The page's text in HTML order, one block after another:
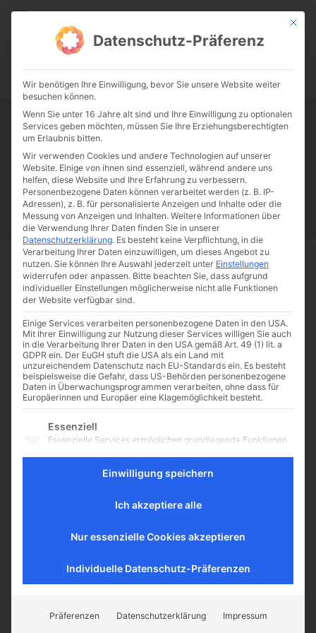
CATHWALK.DE
0:00 -:--
Tag:Stephen Fry
Papst Franziskus Ehe Sex Liebe Familie
Katholizismus
Franziskus
50 Jahre Humanae vitae Katholische Kirche
Neu im Kino: Die Poesie
des Unendlichen
und Dev Patel in den Hauptrollen
erzählt die auf wahren
Begebenheiten basierende
Geschichte des renommierten
Start Schlagworte Stephen Fry
CATHWALK.DE
Mit
Datenschutz-Präferenz
Wir benötigen Ihre Einwilligung, bevor Sie unsere Website weiter
besuchen können.
Wenn Sie unter 16 Jahre alt sind und Ihre Einwilligung zu optionalen
Services geben möchten, müssen Sie Ihre Erziehungsberechtigten
um Erlaubnis bitten.
Wir verwenden Cookies und andere Technologien auf unserer
Website. Einige von ihnen sind essenziell, während andere uns
helfen, diese Website und Ihre Erfahrung zu verbessern.
Personenbezogene Daten können verarbeitet werden (z. B. IP-
Adressen), z. B. für personalisierte Anzeigen und Inhalte oder die
Messung von Anzeigen und Inhalten. Weitere Informationen über
die Verwendung Ihrer Daten finden Sie in unserer
Datenschutzerklärung. Es besteht keine Verpflichtung, in die
Verarbeitung Ihrer Daten einzuwilligen, um dieses Angebot zu
nutzen. Sie können Ihre Auswahl jederzeit unter Einstellungen
widerrufen oder anpassen. Bitte beachten Sie, dass aufgrund
individueller Einstellungen möglicherweise nicht alle Funktionen
der Website verfügbar sind.
Einige Services verarbeiten personenbezogene Daten in den USA.
Mit Ihrer Einwilligung zur Nutzung dieser Services willigen Sie auch
in die Verarbeitung Ihrer Daten in den USA gemäß Art. 49 (1) lit. a
GDPR ein. Der EuGH stuft die USA als ein Land mit
unzureichendem Datenschutz nach EU-Standards ein. Es besteht
beispielsweise die Gefahr, dass US-Behörden personenbezogene
Daten in Überwachungsprogrammen verarbeiten, ohne dass für
Europäerinnen und Europäer eine Klagemöglichkeit besteht.
Es folgt eine Liste der Service-Gruppen, für die eine
Essenziell
Essenzielle Services ermöglichen grundlegende Funktionen
Aufschluss darüber geben, wie unsere Besucher mit unserer
Externe Medien
werden standardmäßig blockiert. Wenn externe Services
Einwilligung speichern
Ich akzeptiere alle
Nur essenzielle Cookies akzeptieren
Individuelle Datenschutz-Präferenzen
Präferenzen Datenschutzerklärung Impressum